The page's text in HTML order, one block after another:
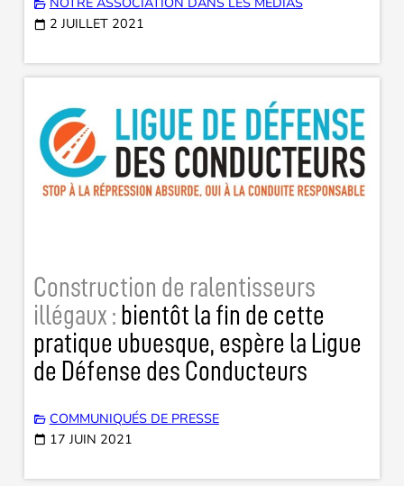
2 JUILLET 2021
Construction de ralentisseurs
illégaux : bientôt la fin de cette
pratique ubuesque, espère la Ligue
de Défense des Conducteurs
COMMUNIQUÉS DE PRESSE
17 JUIN 2021